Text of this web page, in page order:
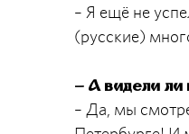
– Я ещё не
(русские)
– А видели ли
– Да, мы